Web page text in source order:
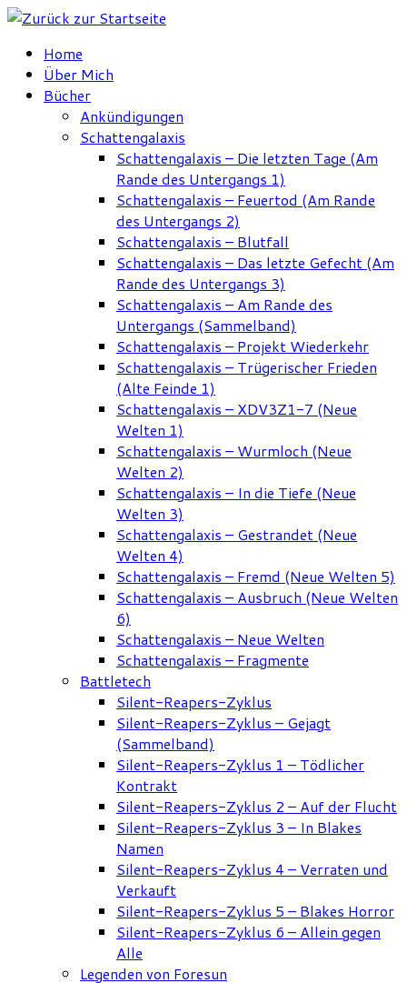
Zum
springenHome
Über Mich
Bücher
Ankündigungen
Schattengalaxis
Schattengalaxis – Die letzten Tage (Am
Rande des Untergangs 1)
Schattengalaxis – Feuertod (Am Rande
des Untergangs 2)
Schattengalaxis – Blutfall
Schattengalaxis – Das letzte Gefecht (Am
Rande des Untergangs 3)
Schattengalaxis – Am Rande des
Untergangs (Sammelband)
Schattengalaxis – Projekt Wiederkehr
Schattengalaxis – Trügerischer Frieden
(Alte Feinde 1)
Schattengalaxis – XDV3Z1-7 (Neue
Welten 1)
Schattengalaxis – Wurmloch (Neue
Welten 2)
Schattengalaxis – In die Tiefe (Neue
Welten 3)
Schattengalaxis – Gestrandet (Neue
Welten 4)
Schattengalaxis – Fremd (Neue Welten 5)
Schattengalaxis – Ausbruch (Neue Welten
6)
Schattengalaxis – Neue Welten
Schattengalaxis – Fragmente
Battletech
Silent-Reapers-Zyklus
Silent-Reapers-Zyklus – Gejagt
(Sammelband)
Silent-Reapers-Zyklus 1 – Tödlicher
Kontrakt
Silent-Reapers-Zyklus 2 – Auf der Flucht
Silent-Reapers-Zyklus 3 – In Blakes
Namen
Silent-Reapers-Zyklus 4 – Verraten und
Verkauft
Silent-Reapers-Zyklus 5 – Blakes Horror
Silent-Reapers-Zyklus 6 – Allein gegen
Alle
Legenden von Foresun